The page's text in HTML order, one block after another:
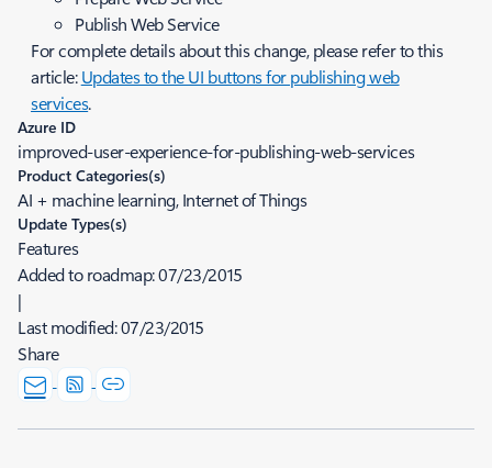
Publish Web Service
For complete details about this change, please refer to this
article:Updates to the UI buttons for publishing web
services.
Azure ID
improved-user-experience-for-publishing-web-services
Product Categories(s)
AI + machine learning, Internet of Things
Update Types(s)
Features
Added to roadmap:07/23/2015
|
Last modified:07/23/2015
Share